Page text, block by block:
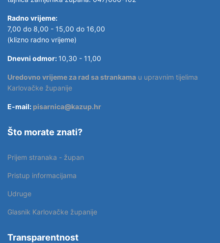
Radno vrijeme:
7,00 do 8,00 - 15,00 do 16,00
(klizno radno vrijeme)
Dnevni odmor: 10,30 - 11,00
Uredovno vrijeme za rad sa strankama u upravnim tijelima
Karlovačke županije
E-mail: pisarnica@kazup.hr
Što morate znati?
Prijem stranaka - župan
Pristup informacijama
Udruge
Glasnik Karlovačke županije
Transparentnost